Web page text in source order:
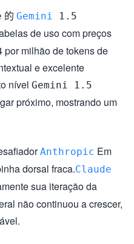
的 Gemini 1.5
de uso com preços
por milhão de tokens de
e excelente
nível Gemini 1.5
próximo, mostrando um
Anthropic Em
dorsal fraca.Claude
sua iteração da
não continuou a crescer,